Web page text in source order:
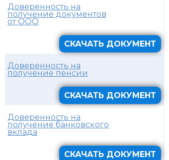
Доверенность на
получение документов
от ООО
СКАЧАТЬ ДОКУМЕНТ
Доверенность на
получение пенсии
СКАЧАТЬ ДОКУМЕНТ
Доверенность на
получение банковского
вклада
СКАЧАТЬ ДОКУМЕНТ